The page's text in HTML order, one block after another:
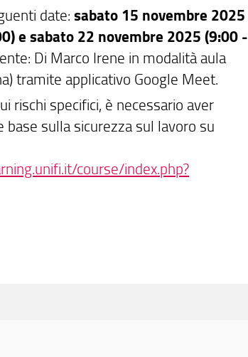
date: sabato 15 novembre 2025
e sabato 22 novembre 2025 (9:00 -
Di Marco Irene in modalità aula
tramite applicativo Google Meet.
rischi specifici, è necessario aver
sulla sicurezza sul lavoro su
course/index.php?